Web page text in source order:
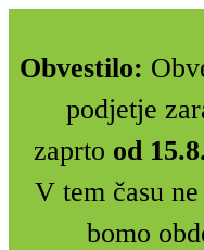
Obvestilo:
podjetje
zaprto od
V tem času
bomo